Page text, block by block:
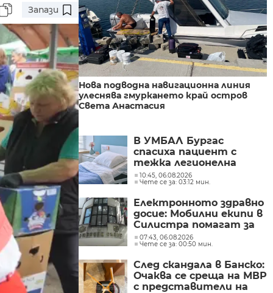
Запази
Нова подводна навигационна линия
улеснява гмуркането край остров
Света Анастасия
В УМБАЛ Бургас
спасиха пациент с
тежка легионелна
инфекция
10:45, 06.08.2026
Чете се за: 03:12 мин.
Електронното здравно
досие: Мобилни екипи в
Силистра помагат за
активиране на
„еЗДРАВЕ“
07:43, 06.08.2026
Чете се за: 00:50 мин.
След скандала в Банско:
Очаква се среща на МВР
с представители на